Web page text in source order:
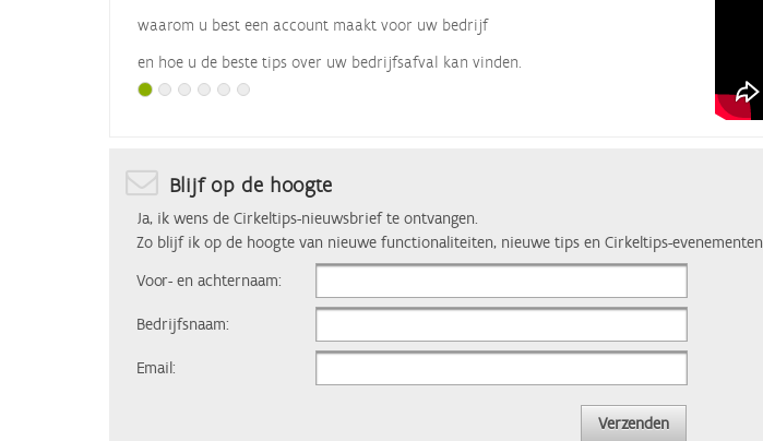
waarom u best een account maakt voor uw bedrijf
en hoe u de beste tips over uw bedrijfsafval kan vinden.
Blijf op de hoogte
Ja, ik wens de Cirkeltips-nieuwsbrief te ontvangen.
Zo blijf ik op de hoogte van nieuwe functionaliteiten, nieuwe tips en Cirkeltips-evenementen.
Voor- en achternaam:
Bedrijfsnaam:
Email:
Verzenden